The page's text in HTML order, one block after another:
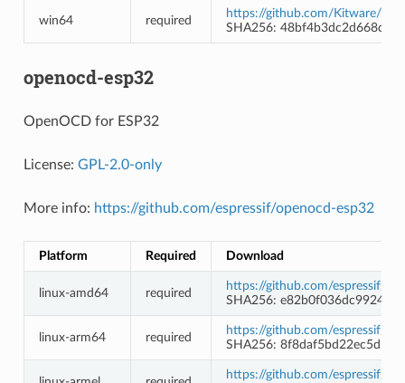
win64 required
https://github.com/Kitware/
SHA256:
openocd-esp32
OpenOCD for ESP32
License: GPL-2.0-only
More info: https://github.com/espressif/openocd-esp32
Platform Required Download
linux-amd64 required
https://github.com/espressif/
SHA256:
linux-arm64 required
https://github.com/espressif/
SHA256:
https://github.com/espressif/